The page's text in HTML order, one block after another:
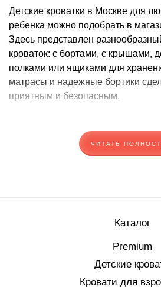
Детские кроватки в Москве для
ребенка можно подобрать в
Здесь представлен
кроваток: с бортами, с крышами,
полками или ящиками для
матрасы и надежные бортики
приятным и безопасным.
Кроватки для детей различают по
Кроватки люльки для
Классические кроватки с
Двухъярусные кроватки для
ЧИТАТЬ
Каталог
Premium
Детские
Кровати для